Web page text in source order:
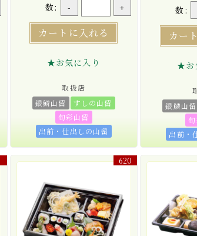
数: - +
カートに入れる
★お気に入り
取扱店
銀鱗山留
すしの山留
旬彩山留
出前・仕出しの山留
数:
カー
★お
銀鱗山留
出前・
620